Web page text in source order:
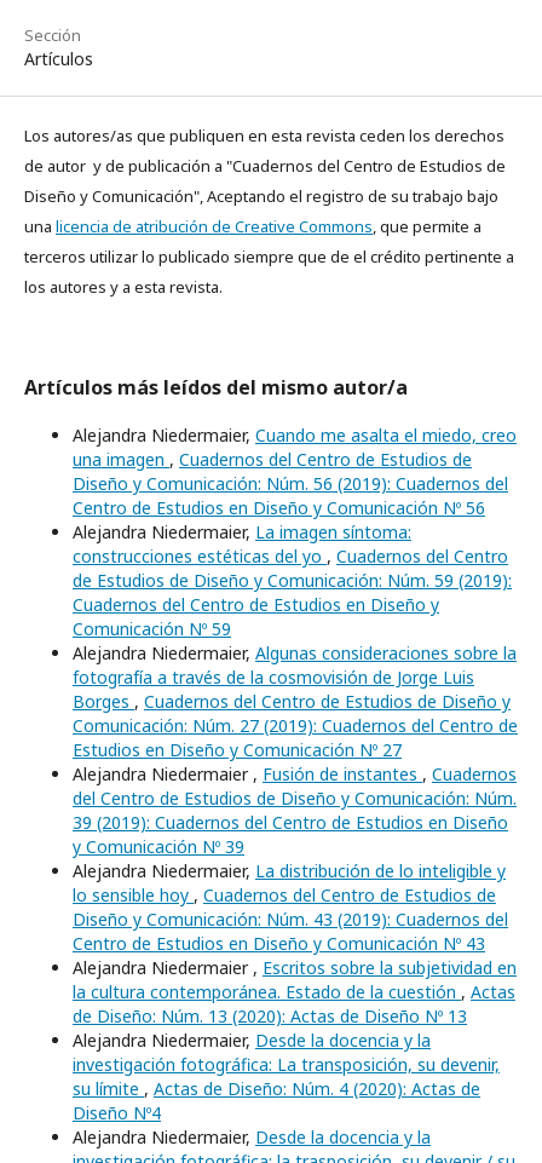
Sección
Artículos
Los autores/as que publiquen en esta revista ceden los derechos
de autor y de publicación a "Cuadernos del Centro de Estudios de
Diseño y Comunicación", Aceptando el registro de su trabajo bajo
una licencia de atribución de Creative Commons, que permite a
terceros utilizar lo publicado siempre que de el crédito pertinente a
los autores y a esta revista.
Artículos más leídos del mismo autor/a
Alejandra Niedermaier, Cuando me asalta el miedo, creo
una imagen , Cuadernos del Centro de Estudios de
Diseño y Comunicación: Núm. 56 (2019): Cuadernos del
Centro de Estudios en Diseño y Comunicación Nº 56
Alejandra Niedermaier, La imagen síntoma:
construcciones estéticas del yo , Cuadernos del Centro
de Estudios de Diseño y Comunicación: Núm. 59 (2019):
Cuadernos del Centro de Estudios en Diseño y
Comunicación Nº 59
Alejandra Niedermaier, Algunas consideraciones sobre la
fotografía a través de la cosmovisión de Jorge Luis
Borges , Cuadernos del Centro de Estudios de Diseño y
Comunicación: Núm. 27 (2019): Cuadernos del Centro de
Estudios en Diseño y Comunicación Nº 27
Alejandra Niedermaier , Fusión de instantes , Cuadernos
del Centro de Estudios de Diseño y Comunicación: Núm.
39 (2019): Cuadernos del Centro de Estudios en Diseño
y Comunicación Nº 39
Alejandra Niedermaier, La distribución de lo inteligible y
lo sensible hoy , Cuadernos del Centro de Estudios de
Diseño y Comunicación: Núm. 43 (2019): Cuadernos del
Centro de Estudios en Diseño y Comunicación Nº 43
Alejandra Niedermaier , Escritos sobre la subjetividad en
la cultura contemporánea. Estado de la cuestión , Actas
de Diseño: Núm. 13 (2020): Actas de Diseño Nº 13
Alejandra Niedermaier, Desde la docencia y la
investigación fotográfica: La transposición, su devenir,
su límite , Actas de Diseño: Núm. 4 (2020): Actas de
Diseño Nº4
Alejandra Niedermaier, Desde la docencia y la